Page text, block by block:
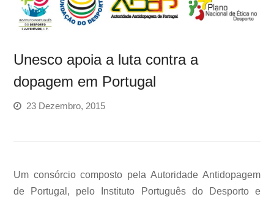
Unesco apoia a luta contra a
dopagem em Portugal
23 Dezembro, 2015
Um consórcio composto pela Autoridade Antidopagem
de Portugal, pelo Instituto Português do Desporto e